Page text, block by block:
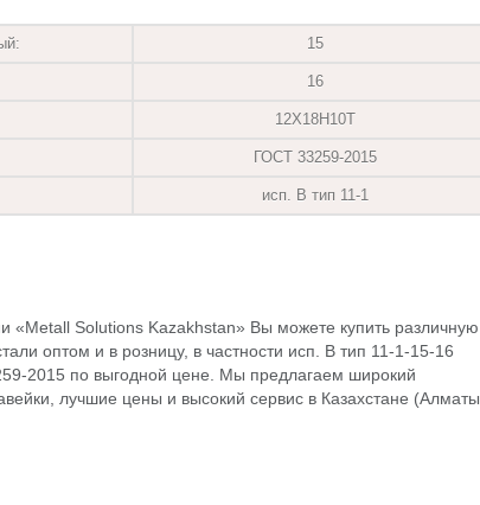
15
16
12Х18Н10Т
ГОСТ 33259-2015
исп. В тип 11-1
«Metall Solutions Kazakhstan» Вы можете купить различную
оптом и в розницу, в частности исп. В тип 11-1-15-16
2015 по выгодной цене. Мы предлагаем широкий
лучшие цены и высокий сервис в Казахстане (Алматы,